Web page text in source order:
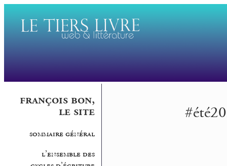
françois bon,
le site
sommaire général
l’ensemble des